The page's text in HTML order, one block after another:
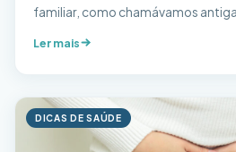
familiar, como chamávamos
reprodução, seja você mulher ou
destacar que […]
Ler mais
DICAS DE SAÚDE